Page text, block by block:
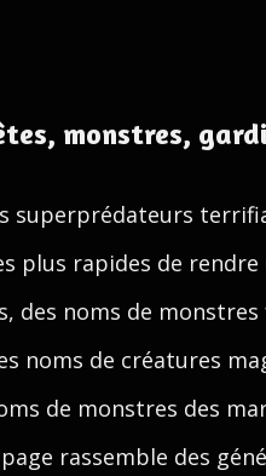
monstres,
superprédateurs
plus rapides de
des noms de
noms de créatures
de monstres des
rassemble des